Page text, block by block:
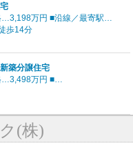
万円 ■沿線／最寄駅…
歩14分
築分譲住宅
万円 ■…
(株)